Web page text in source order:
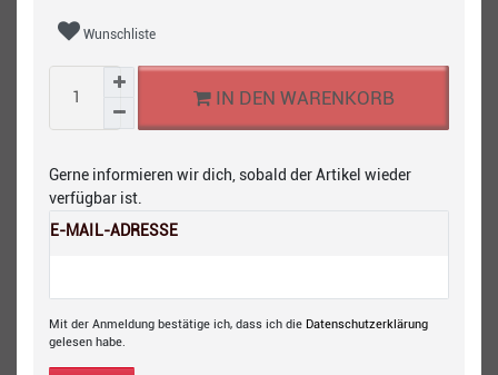
Wunschliste
IN DEN WARENKORB
Gerne informieren wir dich, sobald der Artikel wieder
verfügbar ist.
E-MAIL-ADRESSE
Mit der Anmeldung bestätige ich, dass ich die Daten­schutz­erklärung
gelesen habe.